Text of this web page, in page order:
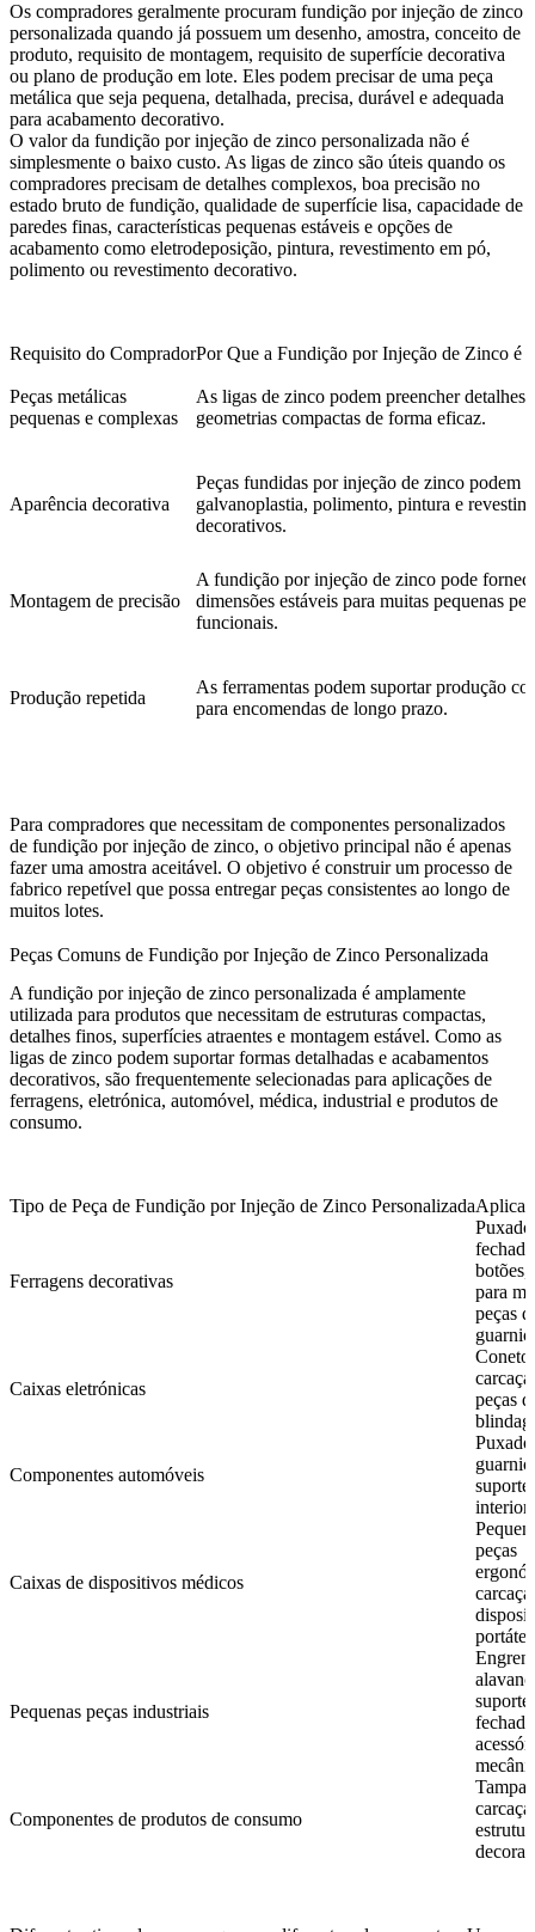
Os compradores geralmente procuram fundição por injeção de zinco
personalizada quando já possuem um desenho, amostra, conceito de
produto, requisito de montagem, requisito de superfície decorativa
ou plano de produção em lote. Eles podem precisar de uma peça
metálica que seja pequena, detalhada, precisa, durável e adequada
para acabamento decorativo.
O valor da fundição por injeção de zinco personalizada não é
simplesmente o baixo custo. As ligas de zinco são úteis quando os
compradores precisam de detalhes complexos, boa precisão no
estado bruto de fundição, qualidade de superfície lisa, capacidade de
paredes finas, características pequenas estáveis e opções de
acabamento como eletrodeposição, pintura, revestimento em pó,
polimento ou revestimento decorativo.
Requisito do CompradorPor Que a Fundição por Injeção de Zinco é
Peças metálicas
pequenas e complexas
As ligas de zinco podem preencher detalhes
geometrias compactas de forma eficaz.
Aparência decorativa
Peças fundidas por injeção de zinco podem
galvanoplastia, polimento, pintura e
decorativos.
Montagem de precisão
A fundição por injeção de zinco pode
dimensões estáveis para muitas pequenas
funcionais.
Produção repetida
As ferramentas podem suportar produção
para encomendas de longo prazo.
Para compradores que necessitam de componentes personalizados
de fundição por injeção de zinco, o objetivo principal não é apenas
fazer uma amostra aceitável. O objetivo é construir um processo de
fabrico repetível que possa entregar peças consistentes ao longo de
muitos lotes.
Peças Comuns de Fundição por Injeção de Zinco Personalizada
A fundição por injeção de zinco personalizada é amplamente
utilizada para produtos que necessitam de estruturas compactas,
detalhes finos, superfícies atraentes e montagem estável. Como as
ligas de zinco podem suportar formas detalhadas e acabamentos
decorativos, são frequentemente selecionadas para aplicações de
ferragens, eletrónica, automóvel, médica, industrial e produtos de
consumo.
Tipo de Peça de Fundição por Injeção de Zinco Personalizada
Ferragens decorativas
botões,
para
peças
Caixas eletrónicas
peças
Componentes automóveis
Caixas de dispositivos médicos
peças
Pequenas peças industriais
Componentes de produtos de consumo